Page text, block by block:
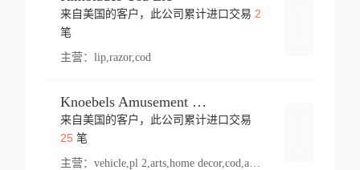
来自美国的客户，此公司累计进口交易 2
笔
主营： lip,razor,cod
Knoebels Amusement Resort
来自美国的客户，此公司累计进口交易
25笔
主营： vehicle,pl 2,arts,home decor,cod,amusement ride,sea